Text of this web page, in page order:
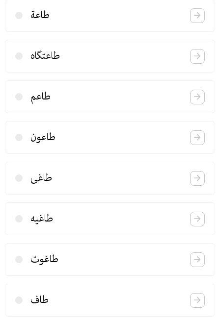
طاعة
طاعتگاه
طاعم
طاعون
طاغی
طاغیه
طاغوت
طاف